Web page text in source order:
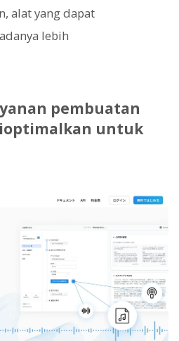
alat yang dapat
lebih
pembuatan
untuk